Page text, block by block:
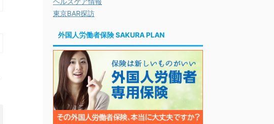
東京BAR探訪
外国人労働者保険 SAKURA PLAN